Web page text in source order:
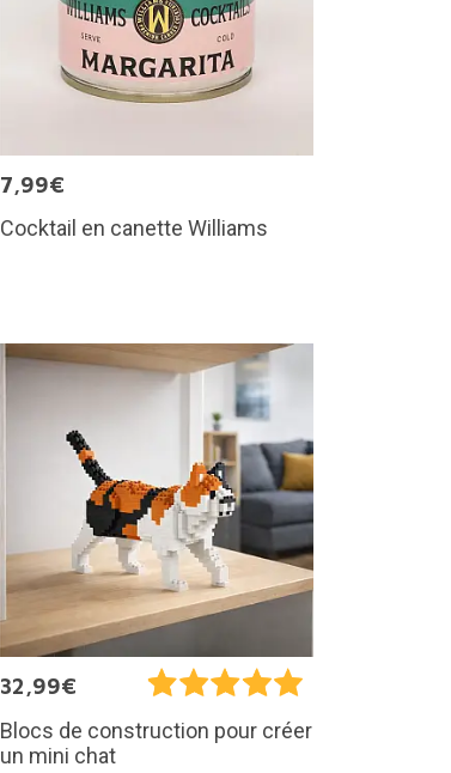
7,99€
Cocktail en canette Williams
32,99€
Blocs de construction pour créer
un mini chat